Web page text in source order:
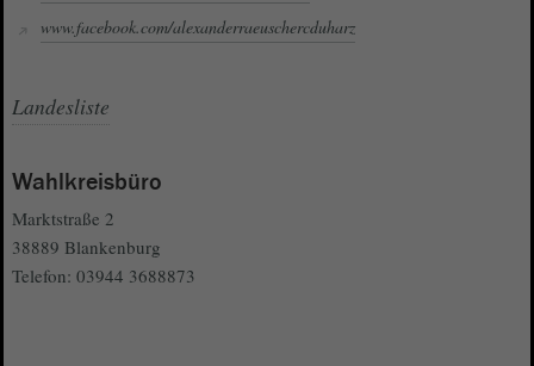
www.facebook.com/alexanderraeuschercduharz
Landesliste
Wahlkreisbüro
Marktstraße 2
38889 Blankenburg
Telefon: 03944 3688873